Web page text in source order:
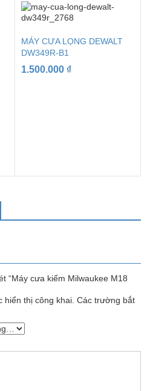
MÁY CƯA LỌNG DEWALT
DW349R-B1
1.500.000 ₫
“Máy cưa kiếm Milwaukee M18
hiển thị công khai. Các trường bắt